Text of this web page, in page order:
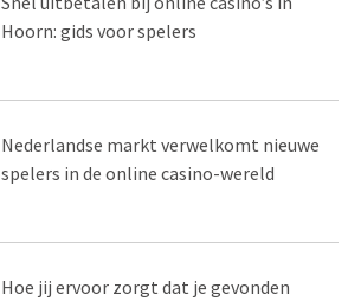
Hoorn: gids voor spelers
Nederlandse markt verwelkomt nieuwe
spelers in de online casino-wereld
Hoe jij ervoor zorgt dat je gevonden